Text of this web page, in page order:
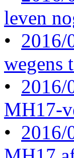
leven
• 2016/
wegens
• 2016/
MH17-
• 2016/